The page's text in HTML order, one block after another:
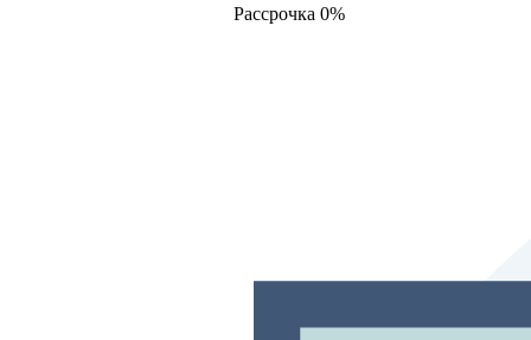
Рассрочка 0%